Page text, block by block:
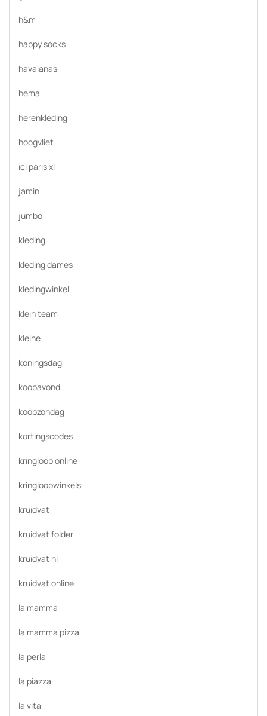
h&m
happy socks
havaianas
hema
herenkleding
hoogvliet
ici paris xl
jamin
jumbo
kleding
kleding dames
kledingwinkel
klein team
kleine
koningsdag
koopavond
koopzondag
kortingscodes
kringloop online
kringloopwinkels
kruidvat
kruidvat folder
kruidvat nl
kruidvat online
la mamma
la mamma pizza
la perla
la piazza
la vita